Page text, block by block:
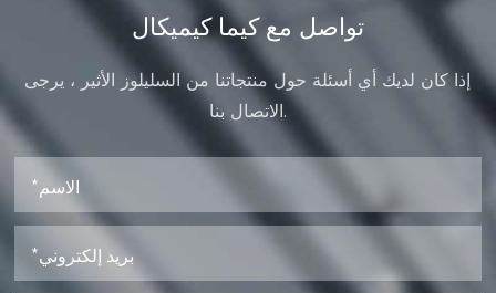
تواصل مع كيما كيميكال
إذا كان لديك أي أسئلة حول منتجاتنا من السليلوز الأثير ، يرجى
الاتصال بنا.